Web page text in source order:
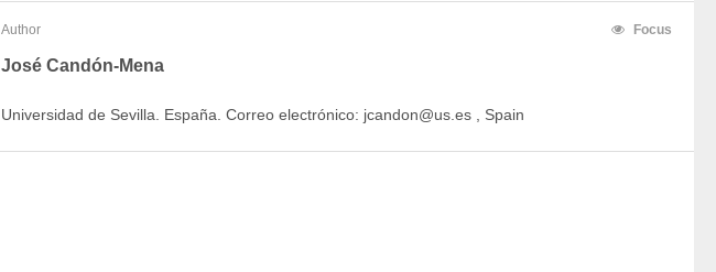
Author Focus
José Candón-Mena
Universidad de Sevilla. España. Correo electrónico: jcandon@us.es , Spain